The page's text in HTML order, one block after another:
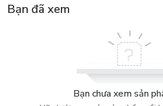
Bạn đã xem
Bạn chưa xem sản